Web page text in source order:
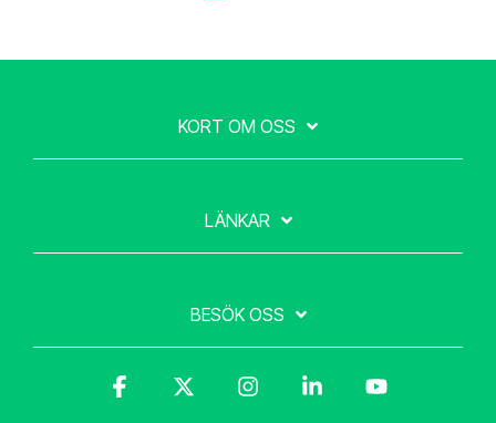
KORT OM OSS
LÄNKAR
BESÖK OSS
Facebook Instagram Linkedin